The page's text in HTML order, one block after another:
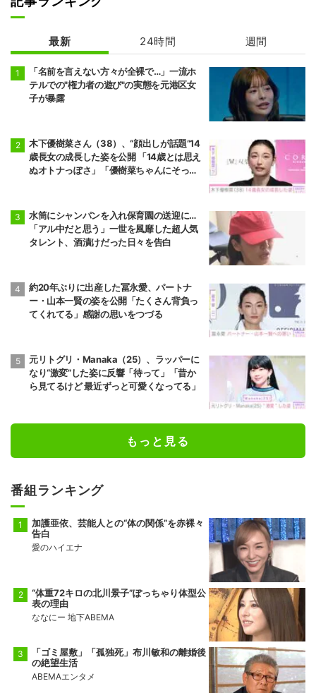
最新 24時間 週間
「名前を言えない方々が全裸で…」一流ホ
テルでの"権力者の遊び"の実態を元港区女
子が暴露
木下優樹菜さん（38）、“顔出しが話題”14
歳長女の成長した姿を公開 「14歳とは思え
ぬオトナっぽさ」「優樹菜ちゃんにそっく
水筒にシャンパンを入れ保育園の送迎に…
「アル中だと思う」一世を風靡した超人気
タレント、酒漬けだった日々を告白
約20年ぶりに出産した冨永愛、パートナ
ー・山本一賢の姿を公開「たくさん背負っ
てくれてる」感謝の思いをつづる
元リトグリ・Manaka（25）、ラッパーに
なり“激変”した姿に反響「待って」「昔か
ら見てるけど 最近ずっと可愛くなってる」
もっと見る
番組ランキング
加護亜依、芸能人との“体の関係”を赤裸々
告白
愛のハイエナ
“体重72キロの北川景子”ぽっちゃり体型公
表の理由
ななにー 地下ABEMA
「ゴミ屋敷」「孤独死」布川敏和の離婚後
の絶望生活
ABEMAエンタメ